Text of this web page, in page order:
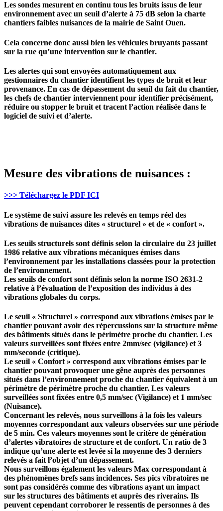
Les sondes mesurent en continu tous les bruits issus de leur
environnement avec un seuil d’alerte à 75 dB selon la charte
chantiers faibles nuisances de la mairie de Saint Ouen.
Cela concerne donc aussi bien les véhicules bruyants passant
sur la rue qu’une intervention sur le chantier.
Les alertes qui sont envoyées automatiquement aux
gestionnaires du chantier identifient les types de bruit et leur
provenance. En cas de dépassement du seuil du fait du chantier,
les chefs de chantier interviennent pour identifier précisément,
réduire ou stopper le bruit et tracent l’action réalisée dans le
logiciel de suivi et d’alerte.
Mesure des vibrations de nuisances :
>>> Téléchargez le PDF ICI
Le système de suivi assure les relevés en temps réel des
vibrations de nuisances dites « structurel » et de « confort ».
Les seuils structurels sont définis selon la circulaire du 23 juillet
1986 relative aux vibrations mécaniques émises dans
l’environnement par les installations classées pour la protection
de l’environnement.
Les seuils de confort sont définis selon la norme ISO 2631-2
relative à l’évaluation de l’exposition des individus à des
vibrations globales du corps.
Le seuil « Structurel » correspond aux vibrations émises par le
chantier pouvant avoir des répercussions sur la structure même
des bâtiments situés dans le périmètre proche du chantier. Les
valeurs surveillées sont fixées entre 2mm/sec (vigilance) et 3
mm/seconde (critique).
Le seuil « Confort » correspond aux vibrations émises par le
chantier pouvant provoquer une gêne auprès des personnes
situés dans l’environnement proche du chantier équivalent à un
périmètre de périmètre proche du chantier. Les valeurs
surveillées sont fixées entre 0,5 mm/sec (Vigilance) et 1 mm/sec
(Nuisance).
Concernant les relevés, nous surveillons à la fois les valeurs
moyennes correspondant aux valeurs observées sur une période
de 5 min. Ces valeurs moyennes sont le critère de génération
d’alertes vibratoires de structure et de confort. Un ratio de 3
indique qu’une alerte est levée si la moyenne des 3 derniers
relevés a fait l’objet d’un dépassement.
Nous surveillons également les valeurs Max correspondant à
des phénomènes brefs sans incidences. Ses pics vibratoires ne
sont pas considérés comme des vibrations ayant un impact
sur les structures des bâtiments et auprès des riverains. Ils
peuvent cependant corroborer le ressentis de personnes à des